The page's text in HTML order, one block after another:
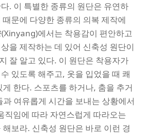
. 이 특별한 종류의 원단은 유연하
문에 다양한 종류의 의복 제작에
에서는 착용감이 편안하고
을 제작하는 데 있어 신축성 원단이
잘 알고 있다. 이 원단은 착용자가
있도록 해주고, 옷을 입었을 때 쾌
한다. 스포츠를 하거나, 춤을 추거
여유롭게 시간을 보내는 상황에서
직임에 따라 자연스럽게 따라오는
보라. 신축성 원단은 바로 이런 경